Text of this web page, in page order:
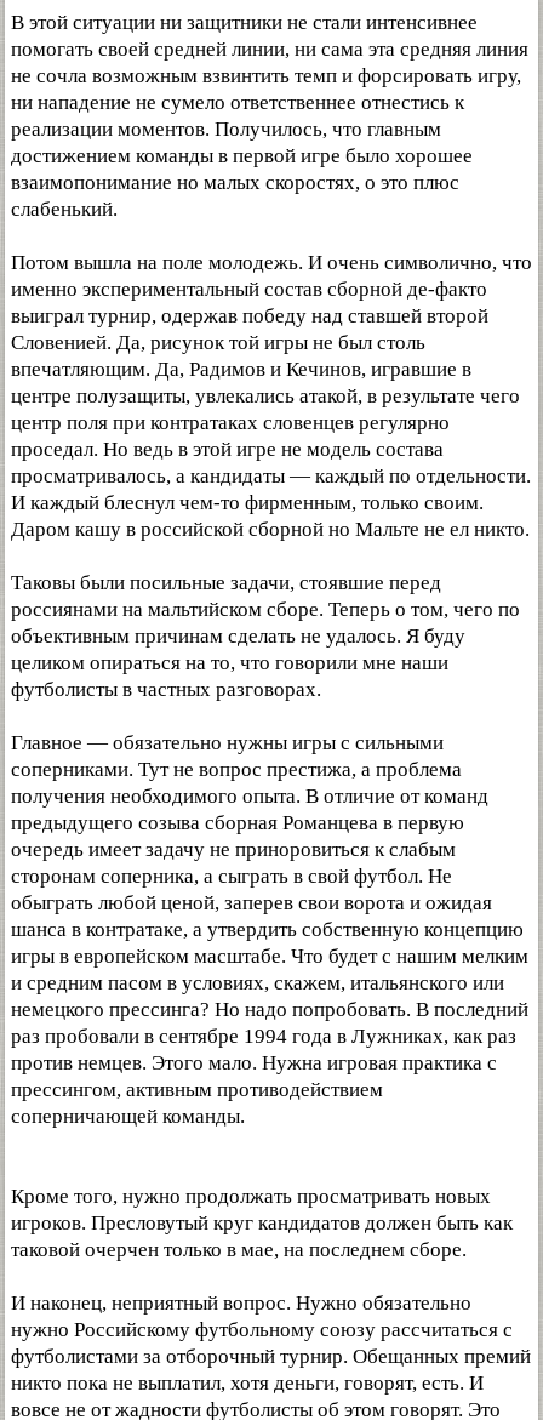
В этой ситуации ни защитники не стали интенсивнее
помогать своей средней линии, ни сама эта средняя линия
не сочла возможным взвинтить темп и форсировать игру,
ни нападение не сумело ответственнее отнестись к
реализации моментов. Получилось, что главным
достижением команды в первой игре было хорошее
взаимопонимание но малых скоростях, о это плюс
слабенький.
Потом вышла на поле молодежь. И очень символично, что
именно экспериментальный состав сборной де-факто
выиграл турнир, одержав победу над ставшей второй
Словенией. Да, рисунок той игры не был столь
впечатляющим. Да, Радимов и Кечинов, игравшие в
центре полузащиты, увлекались атакой, в результате чего
центр поля при контратаках словенцев регулярно
проседал. Но ведь в этой игре не модель состава
просматривалось, а кандидаты — каждый по отдельности.
И каждый блеснул чем-то фирменным, только своим.
Даром кашу в российской сборной но Мальте не ел никто.
Таковы были посильные задачи, стоявшие перед
россиянами на мальтийском сборе. Теперь о том, чего по
объективным причинам сделать не удалось. Я буду
целиком опираться на то, что говорили мне наши
футболисты в частных разговорах.
Главное — обязательно нужны игры с сильными
соперниками. Тут не вопрос престижа, а проблема
получения необходимого опыта. В отличие от команд
предыдущего созыва сборная Романцева в первую
очередь имеет задачу не приноровиться к слабым
сторонам соперника, а сыграть в свой футбол. Не
обыграть любой ценой, заперев свои ворота и ожидая
шанса в контратаке, а утвердить собственную концепцию
игры в европейском масштабе. Что будет с нашим мелким
и средним пасом в условиях, скажем, итальянского или
немецкого прессинга? Но надо попробовать. В последний
раз пробовали в сентябре 1994 года в Лужниках, как раз
против немцев. Этого мало. Нужна игровая практика с
прессингом, активным противодействием
соперничающей команды.
Кроме того, нужно продолжать просматривать новых
игроков. Пресловутый круг кандидатов должен быть как
таковой очерчен только в мае, на последнем сборе.
И наконец, неприятный вопрос. Нужно обязательно
нужно Российскому футбольному союзу рассчитаться с
футболистами за отборочный турнир. Обещанных премий
никто пока не выплатил, хотя деньги, говорят, есть. И
вовсе не от жадности футболисты об этом говорят. Это